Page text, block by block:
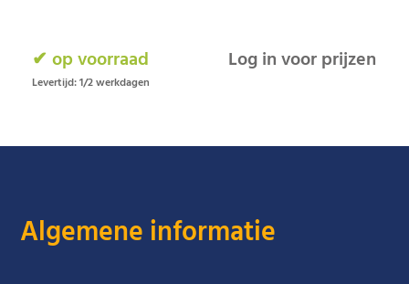
✔ op voorraad
Levertijd: 1/2 werkdagen
Log in voor prijzen
Algemene informatie